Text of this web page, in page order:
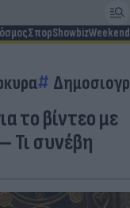
ΣπορShowbizWeekend
το βίντεο με
Τι συνέβη